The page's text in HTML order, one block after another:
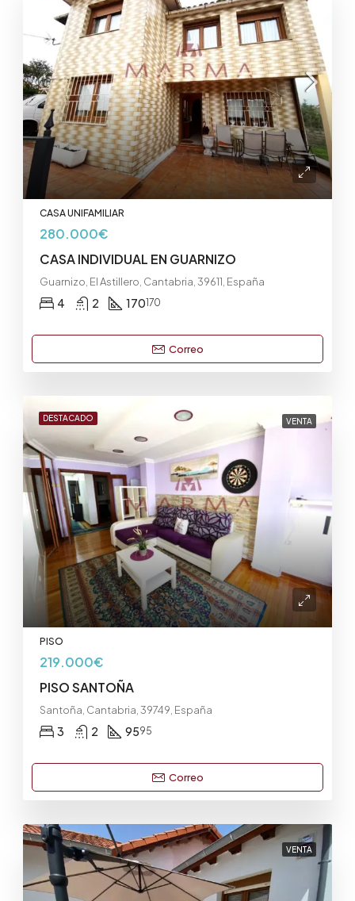
CASA UNIFAMILIAR
280.000€
CASA INDIVIDUAL EN GUARNIZO
Guarnizo, El Astillero, Cantabria, 39611, España
4 2 170170
Correo
DESTACADO VENTA
PISO
219.000€
PISO SANTOÑA
Santoña, Cantabria, 39749, España
3 2 9595
Correo
VENTA